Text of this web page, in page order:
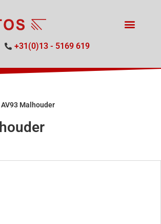
+31(0)13 - 5169 619
AV93 Malhouder